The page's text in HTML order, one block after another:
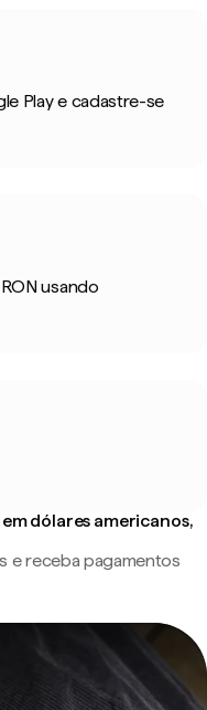
Play e cadastre-se
usando
dólares americanos,
e receba pagamentos